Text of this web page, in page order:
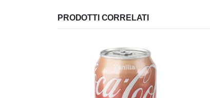
PRODOTTI CORRELATI